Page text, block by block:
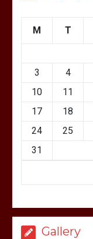
M T
3
4
10
11
17
18
24
25
31
Gallery